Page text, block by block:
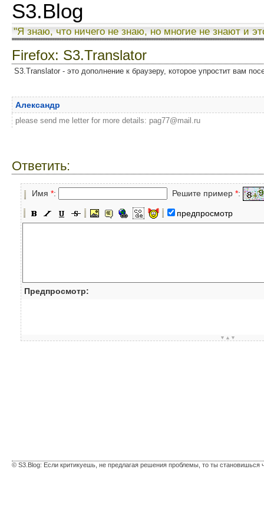
S3.Blog
"Я знаю, что ничего не знаю, но многие не знают и
Firefox: S3.Translator
S3.Translator - это дополнение к браузеру, которое упростит вам
Александр
please send me letter for more details: pag77@mail.ru
Ответить:
Имя *: Решите пример *:
предпросмотр
Предпросмотр:
▼▲▼
© S3.Blog: Если критикуешь, не предлагая решения проблемы, то ты становишься